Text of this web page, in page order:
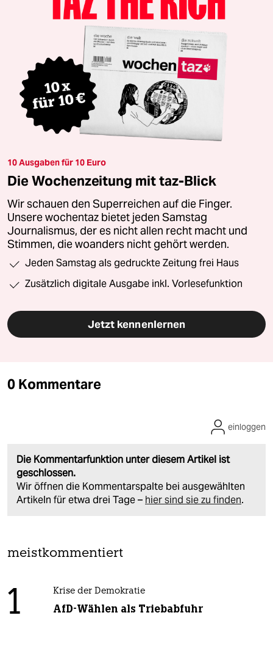
10 Ausgaben für 10 Euro
Die Wochenzeitung mit taz-Blick
Wir schauen den Superreichen auf die Finger.
Unsere wochentaz bietet jeden Samstag
Journalismus, der es nicht allen recht macht und
Stimmen, die woanders nicht gehört werden.
Jeden Samstag als gedruckte Zeitung frei Haus
Zusätzlich digitale Ausgabe inkl. Vorlesefunktion
Jetzt kennenlernen
0 Kommentare
Die Kommentarfunktion unter diesem Artikel ist
geschlossen.
Wir öffnen die Kommentarspalte bei ausgewählten
Artikeln für etwa drei Tage – hier sind sie zu finden.
einloggen
meistkommentiert
1 Krise der Demokratie
AfD-Wählen als Triebabfuhr